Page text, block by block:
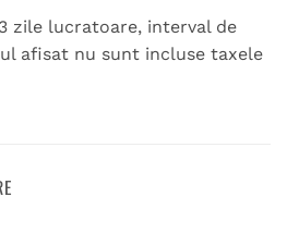
zile lucratoare, interval de
afisat nu sunt incluse taxele